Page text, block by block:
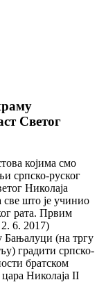
Светог
којима смо
српско-руског
Николаја
све што је учинио
рата. Првим
6. 2017)
Бањалуци (на тргу
градити српско-
братском
Николаја II